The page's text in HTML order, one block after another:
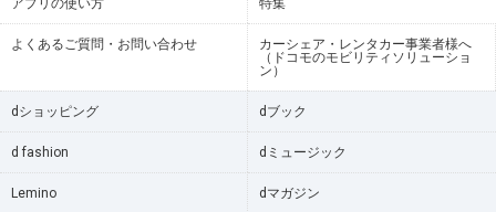
アプリの使い方 特集
よくあるご質問・お問い合わせ
カーシェア・レンタカー事業者様へ
（ドコモのモビリティソリューショ
ン）
dショッピング dブック
d fashion dミュージック
Lemino dマガジン